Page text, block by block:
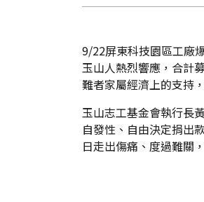
9/22屏東科技園區工廠
玉山人熱烈響應，合計
難者家屬經濟上的支持
玉山志工基金會執行長
自發性、自由決定捐出
日走出傷痛、度過難關